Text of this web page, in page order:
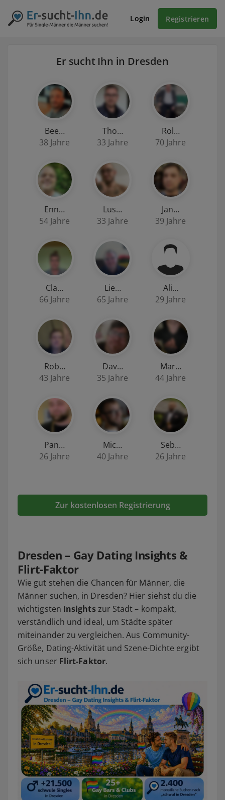
Login Registrieren
Er sucht Ihn in Dresden
Bee…
38 Jahre
Tho…
33 Jahre
Rol…
70 Jahre
Enn…
54 Jahre
Lus…
33 Jahre
Jan…
39 Jahre
Cla…
66 Jahre
Lie…
65 Jahre
Ali…
29 Jahre
Rob…
43 Jahre
Dav…
35 Jahre
Mar…
44 Jahre
Pan…
26 Jahre
Mic…
40 Jahre
Seb…
26 Jahre
Zur kostenlosen Registrierung
Dresden – Gay Dating Insights &
Flirt-Faktor
Wie gut stehen die Chancen für Männer, die
Männer suchen, in Dresden? Hier siehst du die
wichtigsten Insightszur Stadt – kompakt,
verständlich und ideal, um Städte später
miteinander zu vergleichen. Aus Community-
Größe, Dating-Aktivität und Szene-Dichte ergibt
sich unser Flirt-Faktor.